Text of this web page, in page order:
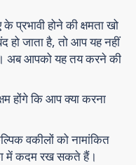
होने की क्षमता खो
हो जाता है, तो आप यह नहीं
अब आपको यह तय करने की
होंगे कि आप क्या करना
वकीलों को नामांकित
में कदम रख सकते हैं।